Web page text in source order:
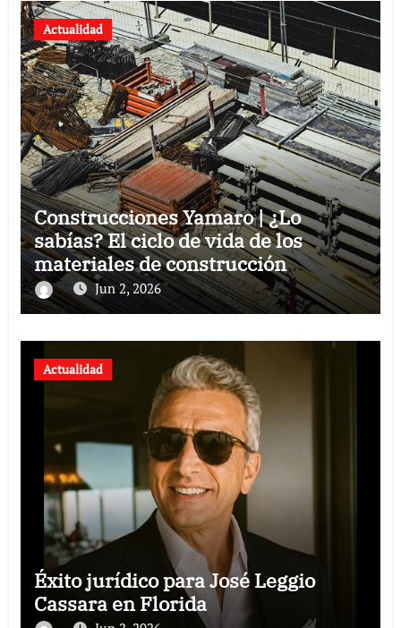
Actualidad
Construcciones Yamaro | ¿Lo
sabías? El ciclo de vida de los
materiales de construcción
revoluciona eficiencia en proyectos
modernos
Jun 2, 2026
Actualidad
Éxito jurídico para José Leggio
Cassara en Florida